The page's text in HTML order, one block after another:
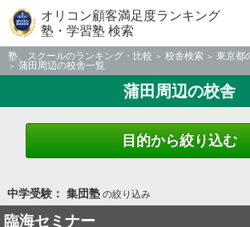
オリコン顧客満足度ランキング
塾・学習塾 検索
塾、スクールのランキング・比較 校舎検索
東京都
蒲田周辺の校舎一覧
蒲田周辺の校舎
目的から絞り込む
中学受験： 集団塾の絞り込み
臨海セミナー